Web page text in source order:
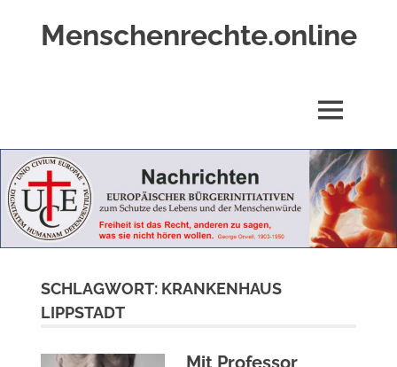
Menschenrechte.online
Geborene
wie
für
Ungeborene
MENÜ
SCHLAGWORT: KRANKENHAUS
LIPPSTADT
Mit Professor